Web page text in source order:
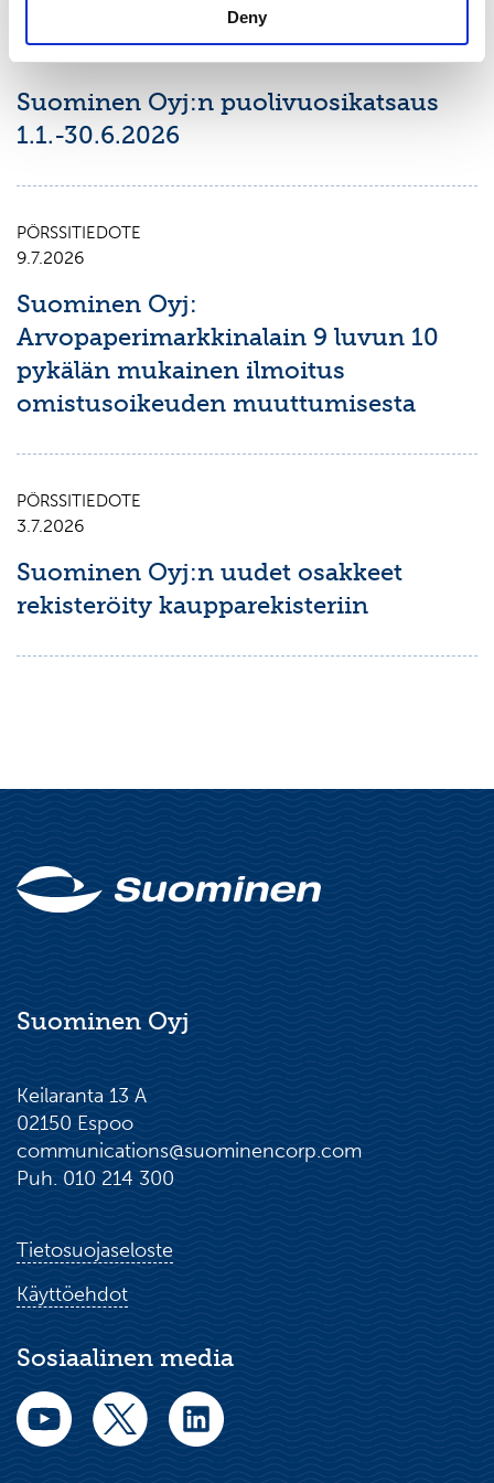
Deny
Suominen Oyj:n puolivuosikatsaus
1.1.-30.6.2026
PÖRSSITIEDOTE
9.7.2026
Suominen Oyj:
Arvopaperimarkkinalain 9 luvun 10
pykälän mukainen ilmoitus
omistusoikeuden muuttumisesta
PÖRSSITIEDOTE
3.7.2026
Suominen Oyj:n uudet osakkeet
rekisteröity kaupparekisteriin
Suominen Oyj
Keilaranta 13 A
02150 Espoo
communications@suominencorp.com
Puh. 010 214 300
Tietosuojaseloste
Käyttöehdot
Sosiaalinen media